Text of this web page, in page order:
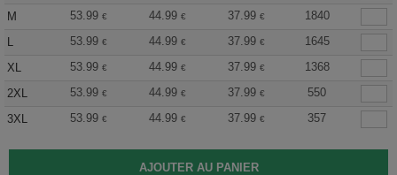
M
53.99 € 44.99 € 37.99 €
1840
L
53.99 € 44.99 € 37.99 €
1645
XL
53.99 € 44.99 € 37.99 €
1368
2XL
53.99 € 44.99 € 37.99 €
550
3XL
53.99 € 44.99 € 37.99 € 357